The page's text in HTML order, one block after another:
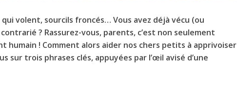
volent, sourcils froncés… Vous avez déjà vécu (ou
? Rassurez-vous, parents, c’est non seulement
humain ! Comment alors aider nos chers petits à apprivoiser
sur trois phrases clés, appuyées par l’œil avisé d’une